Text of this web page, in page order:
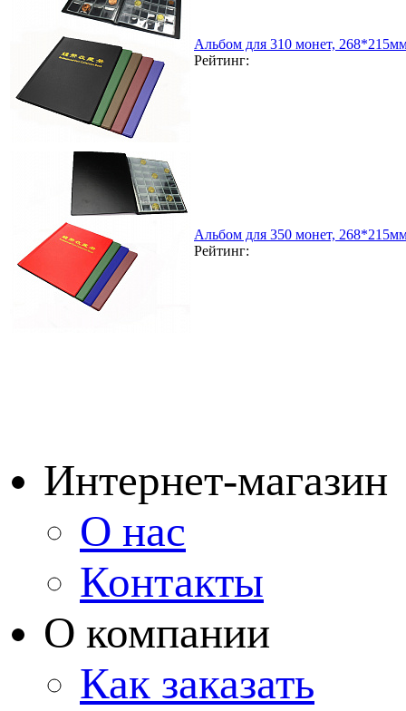
Альбом для 310 монет,
Рейтинг:
Альбом для 350 монет,
Рейтинг:
Интернет-магазин
О нас
Контакты
О компании
Как заказать